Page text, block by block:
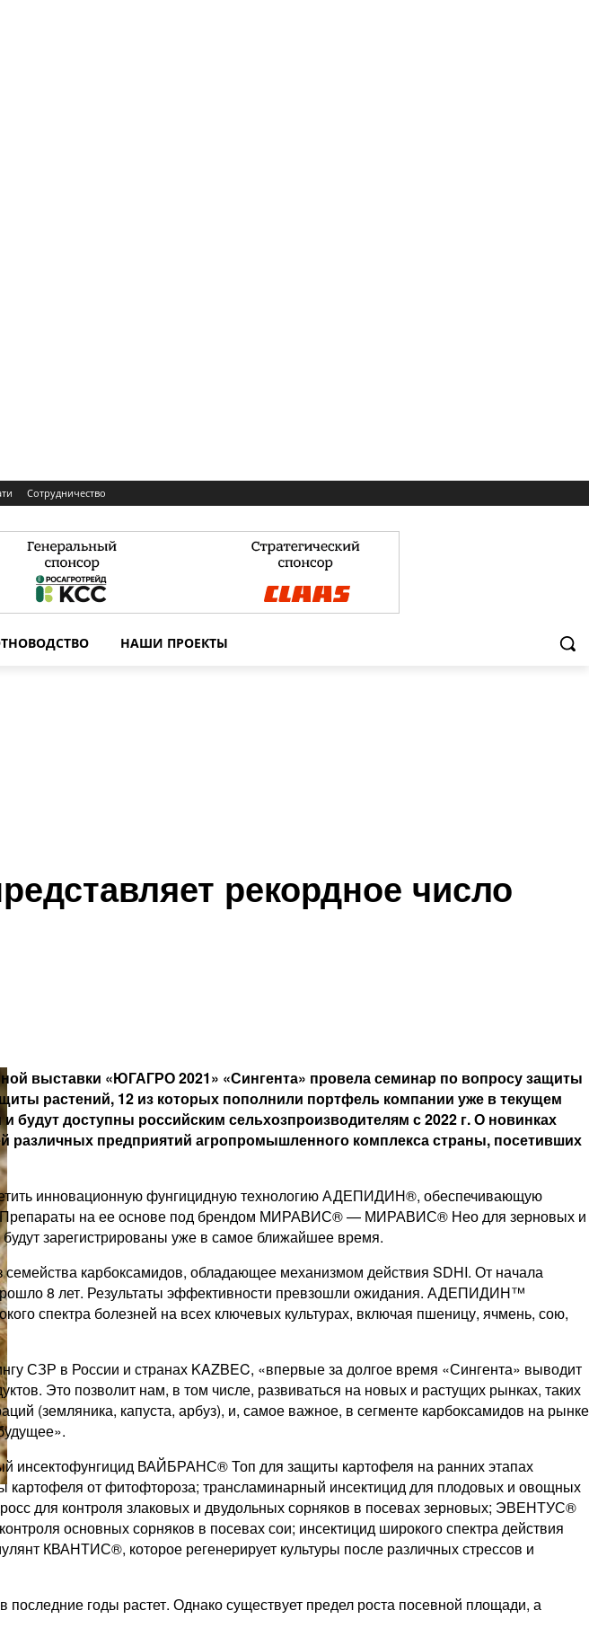
Сотрудничество
НАШИ ПРОЕКТЫ
рекордное число
выставки «ЮГАГРО 2021» «Сингента» провела семинар по вопросу защиты
растений, 12 из которых пополнили портфель компании уже в текущем
будут доступны российским сельхозпроизводителям с 2022 г. О новинках
различных предприятий агропромышленного комплекса страны, посетивших
инновационную фунгицидную технологию АДЕПИДИН®, обеспечивающую
Препараты на ее основе под брендом МИРАВИС® — МИРАВИС® Нео для зерновых и
зарегистрированы уже в самое ближайшее время.
карбоксамидов, обладающее механизмом действия SDHI. От начала
8 лет. Результаты эффективности превзошли ожидания. АДЕПИДИН™
спектра болезней на всех ключевых культурах, включая пшеницу, ячмень, сою,
СЗР в России и странах KAZBEC, «впервые за долгое время «Сингента» выводит
Это позволит нам, в том числе, развиваться на новых и растущих рынках, таких
(земляника, капуста, арбуз), и, самое важное, в сегменте карбоксамидов на рынке
инсектофунгицид ВАЙБРАНС® Топ для защиты картофеля на ранних этапах
от фитофтороза; трансламинарный инсектицид для плодовых и овощных
для контроля злаковых и двудольных сорняков в посевах зерновых; ЭВЕНТУС®
основных сорняков в посевах сои; инсектицид широкого спектра действия
КВАНТИС®, которое регенерирует культуры после различных стрессов и
годы растет. Однако существует предел роста посевной площади, а